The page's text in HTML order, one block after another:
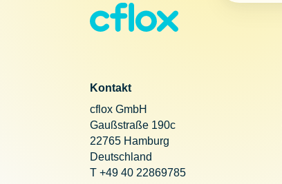
Kontakt
cflox GmbH
Gaußstraße 190c
22765 Hamburg
Deutschland
T +49 40 22869785